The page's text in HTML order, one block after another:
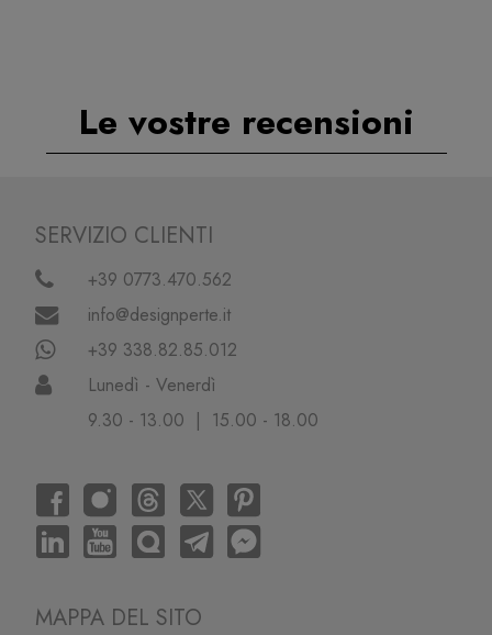
Le vostre recensioni
SERVIZIO CLIENTI
+39 0773.470.562
info@designperte.it
+39 338.82.85.012
Lunedì - Venerdì
9.30 - 13.00 | 15.00 - 18.00
MAPPA DEL SITO